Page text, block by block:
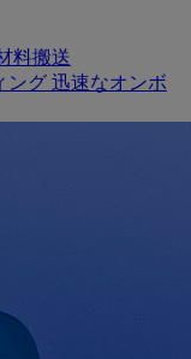
料搬送
ング 迅速なオンボ